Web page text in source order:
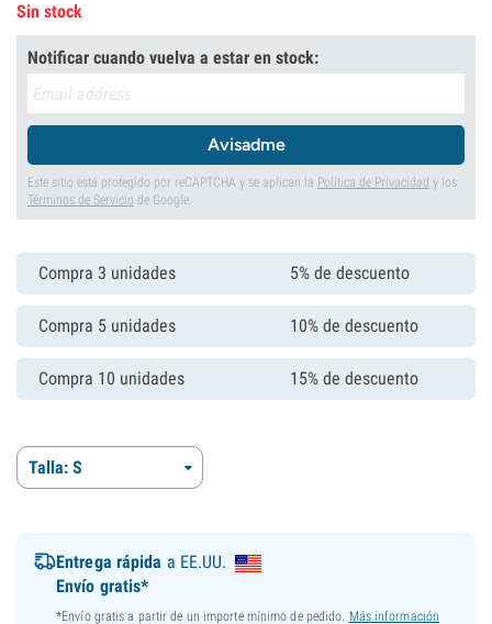
Sin stock
Notificar cuando vuelva a estar en stock:
Avisadme
Este sitio está protegido por reCAPTCHA y se aplican la Política de Privacidad y los
Términos de Servicio de Google.
Compra 3 unidades 5% de descuento
Compra 5 unidades 10% de descuento
Compra 10 unidades 15% de descuento
Talla: S
Entrega rápida a EE.UU.
Envío gratis*
*Envío gratis a partir de un importe mínimo de pedido. Más información